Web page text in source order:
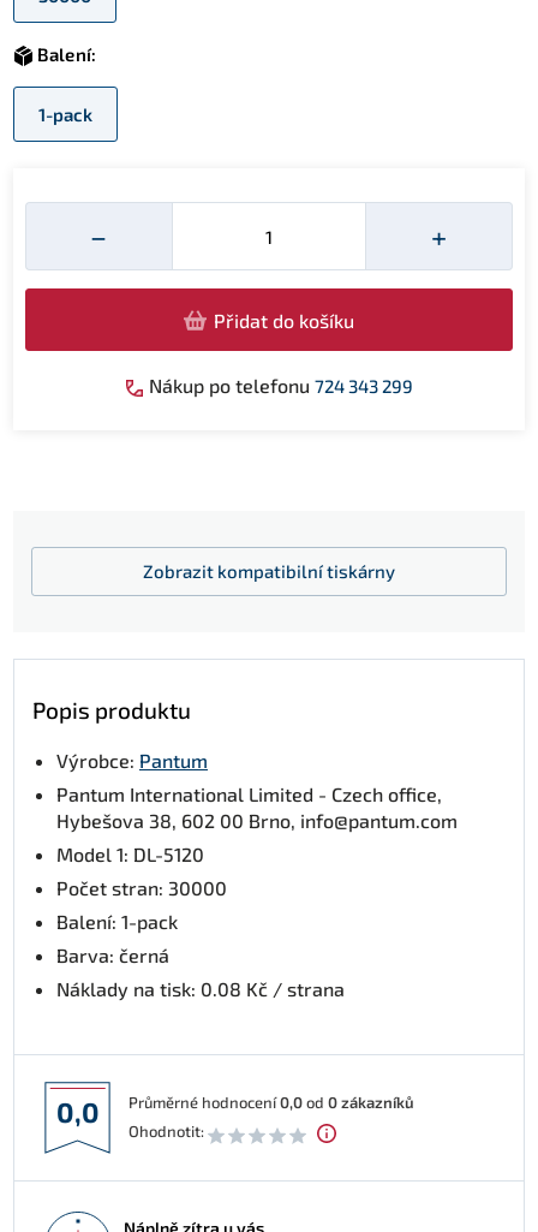
Balení:
1-pack
−
Množství
+
Přidat do košíku
Nákup po telefonu 724 343 299
Zobrazit kompatibilní tiskárny
Popis produktu
Výrobce: Pantum
Pantum International Limited - Czech office,
Hybešova 38, 602 00 Brno, info@pantum.com
Model 1: DL-5120
Počet stran: 30000
Balení: 1-pack
Barva: černá
Náklady na tisk: 0.08 Kč / strana
0,0 Průměrné hodnocení0,0od 0zákazníků
Ohodnotit: